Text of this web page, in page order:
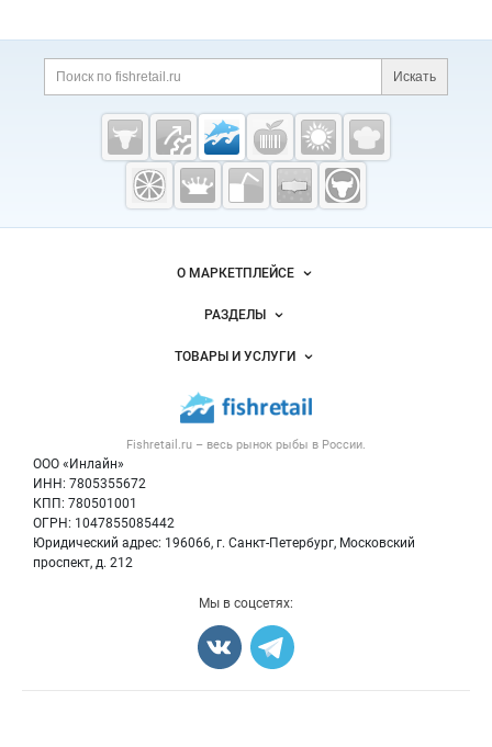
Дополнительная информация
Поиск по сайту и
Искать
Cсылки на полезные проекты
Fishretail.ru —
рыба,
морепродукты
Важные разделы и контакты
Fishretail.ru – весь рынок рыбы в России.
ООО «Инлайн»
ИНН: 7805355672
КПП: 780501001
ОГРН: 1047855085442
Юридический адрес: 196066, г. Санкт-Петербург, Московский
проспект, д. 212
Навигация по сайтуО МАРКЕТПЛЕЙСЕ
Новости Fishretail.ru
Размещение рекламы
Публичная оферта
Контактная информация
Политика обработки персональных данных
РАЗДЕЛЫ
Объявления
Новости рынка
Блог
ТОВАРЫ И УСЛУГИ
Рыба
Икра
Мы в соцсетях: